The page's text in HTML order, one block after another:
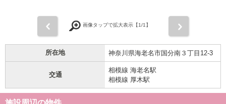
画像タップで拡大表示【1/1】
所在地 神奈川県海老名市国分南３丁目12-3
交通
相模線 海老名駅
相模線 厚木駅